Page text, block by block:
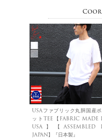
USAファブリック丸胴国産
ットTEE【FABRIC MADE
USA】【ASSEMBLED
JAPAN】『日本製』